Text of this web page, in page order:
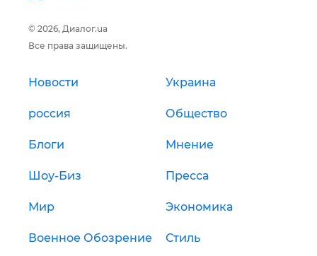
© 2026, Диалог.ua
Все права защищены.
Новости Украина
россия Общество
Блоги Мнение
Шоу-Биз Пресса
Мир Экономика
Военное Обозрение Стиль